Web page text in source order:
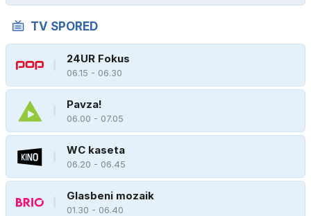
TV SPORED
24UR Fokus
06.15 - 06.30
Pavza!
06.00 - 07.05
WC kaseta
06.20 - 06.45
Glasbeni mozaik
01.30 - 06.40